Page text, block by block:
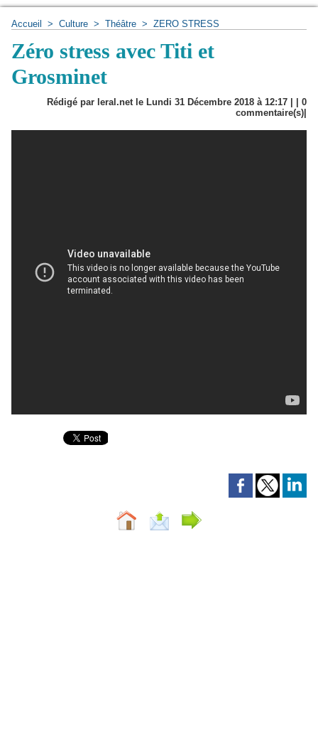
Accueil > Culture > Théâtre > ZERO STRESS
Zéro stress avec Titi et
Grosminet
Rédigé par leral.net le Lundi 31 Décembre 2018 à 12:17 | | 0
commentaire(s)|